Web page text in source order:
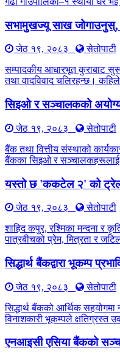
सभामुखज्यू साख जोगाउनुस्,
जेठ १९, २०८३
सेतोपाटी
सम्पादकीय आधारभूत कुराबाट
तथा वादविवाद चलिरहन्छ।
सिइओ र सञ्चालकको
जेठ १९, २०८३
सेतोपाटी
बैंक तथा वित्तीय संस्थाको
बैंकका सिइओ र सञ्चालकहरूलाई
यस्तो छ 'ककटेल २' को
जेठ १९, २०८३
सेतोपाटी
शाहिद कपुर, रश्मिका मन्दना र
पात्रबीचको प्रेम, मित्रता र
सिद्धार्थ बैंकद्वारा भूकम्प
जेठ १९, २०८३
सेतोपाटी
सिद्धार्थ बैंकको आर्थिक
विनाशकारी भूकम्पले क्षतिग्रस्त
एनआइसी एसिया बैंकको